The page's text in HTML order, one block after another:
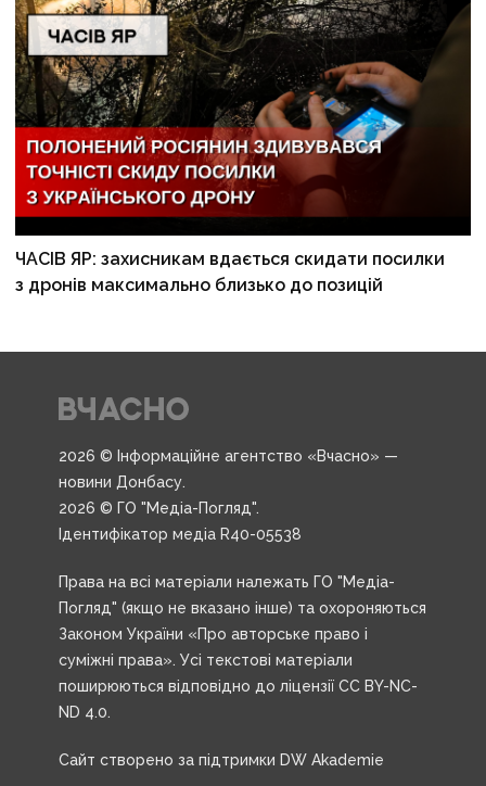
ЧАСІВ ЯР: захисникам вдається скидати посилки
з дронів максимально близько до позицій
2026 © Інформаційне агентство «Вчасно» —
новини Донбасу.
2026 © ГО "Медіа-Погляд".
Ідентифікатор медіа R40-05538
Права на всі матеріали належать ГО "Медіа-
Погляд" (якщо не вказано інше) та охороняються
Законом України «Про авторське право і
суміжні права». Усі текстові матеріали
поширюються відповідно до ліцензії CC BY-NC-
ND 4.0.
Сайт створено за підтримки DW Akademie